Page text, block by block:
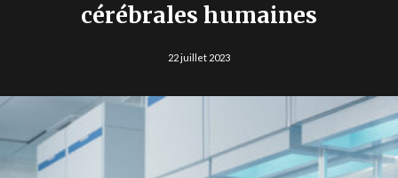
cérébrales humaines
22 juillet 2023